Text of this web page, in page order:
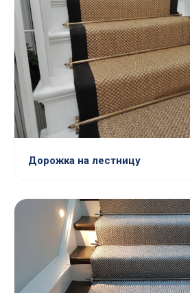
Дорожка на лестницу